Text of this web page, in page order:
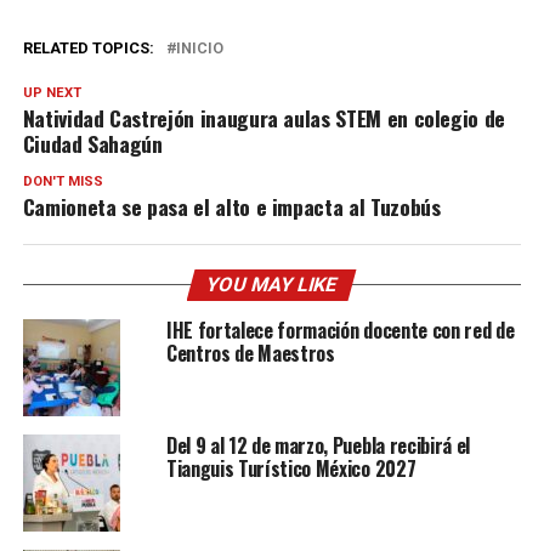
RELATED TOPICS: INICIO
UP NEXT
Natividad Castrejón inaugura aulas STEM en colegio de
Ciudad Sahagún
DON'T MISS
Camioneta se pasa el alto e impacta al Tuzobús
YOU MAY LIKE
IHE fortalece formación docente con red de
Centros de Maestros
Del 9 al 12 de marzo, Puebla recibirá el
Tianguis Turístico México 2027